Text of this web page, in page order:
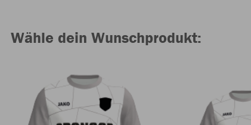
Wähle dein Wunschprodukt: